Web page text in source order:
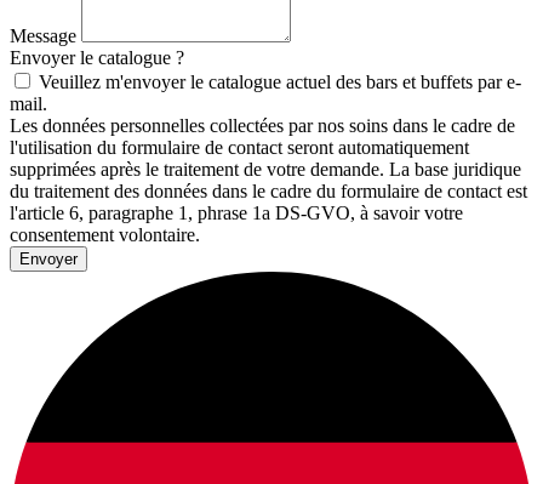
Message
Envoyer le catalogue ?
Veuillez m'envoyer le catalogue actuel des bars et buffets par e-
mail.
Les données personnelles collectées par nos soins dans le cadre de
l'utilisation du formulaire de contact seront automatiquement
supprimées après le traitement de votre demande. La base juridique
du traitement des données dans le cadre du formulaire de contact est
l'article 6, paragraphe 1, phrase 1a DS-GVO, à savoir votre
consentement volontaire.
Envoyer